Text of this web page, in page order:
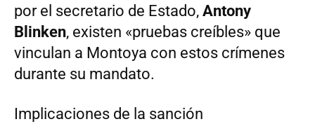
por el secretario de Estado, Antony
Blinken, existen «pruebas creíbles» que
vinculan a Montoya con estos crímenes
durante su mandato.
Implicaciones de la sanción